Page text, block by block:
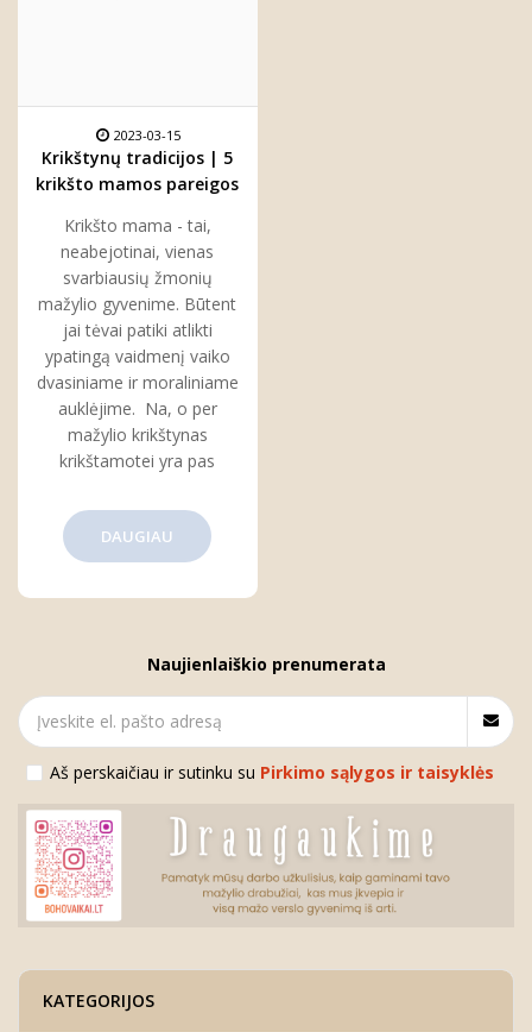
2023-03-15
Krikštynų tradicijos | 5
krikšto mamos pareigos
Krikšto mama - tai,
neabejotinai, vienas
svarbiausių žmonių
mažylio gyvenime. Būtent
jai tėvai patiki atlikti
ypatingą vaidmenį vaiko
dvasiniame ir moraliniame
auklėjime. Na, o per
mažylio krikštynas
krikštamotei yra pas
DAUGIAU
Naujienlaiškio prenumerata
Aš perskaičiau ir sutinku su Pirkimo sąlygos ir taisyklės
KATEGORIJOS